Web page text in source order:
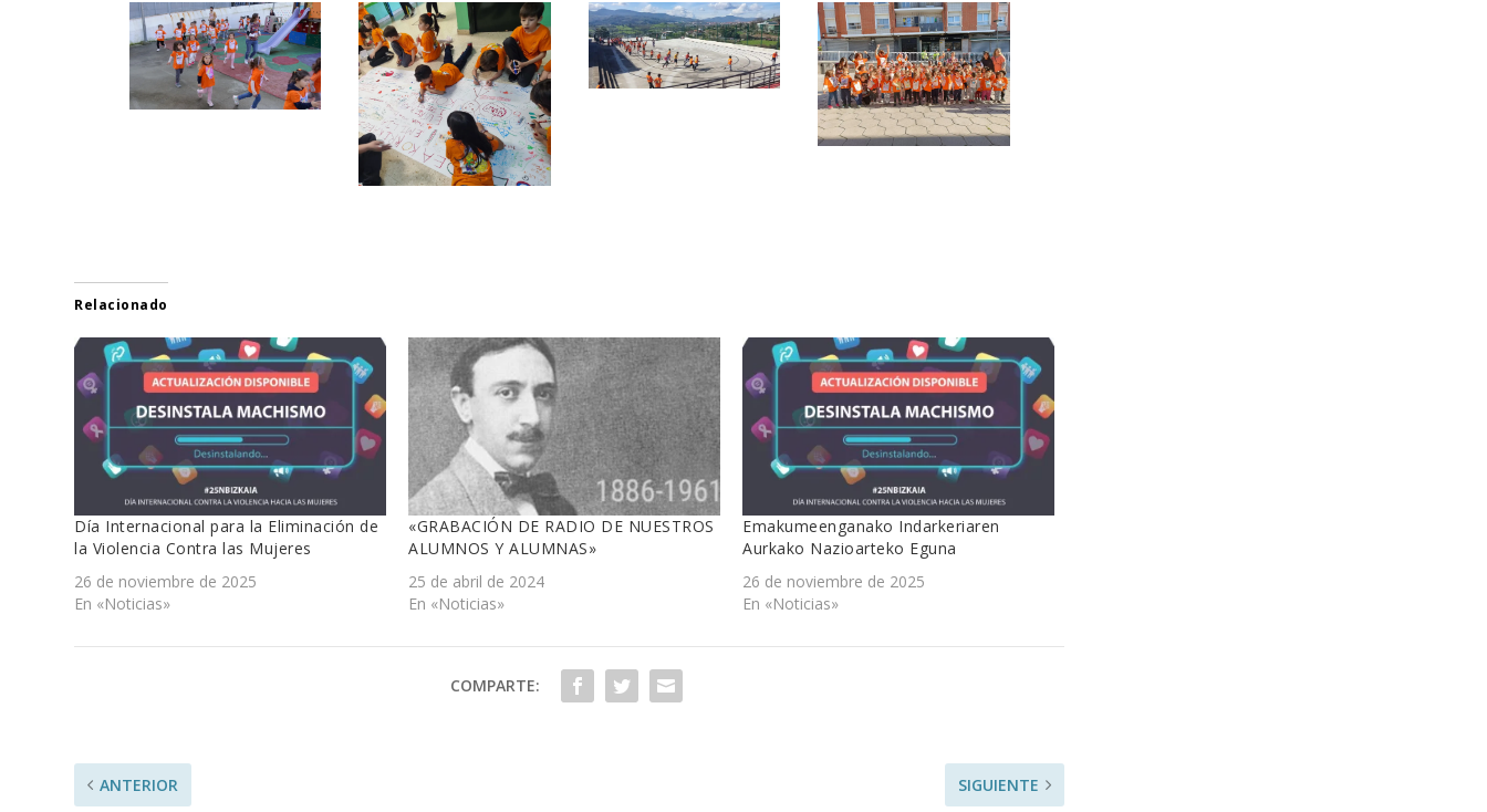
Relacionado
Día Internacional para la Eliminación de
la Violencia Contra las Mujeres
26 de noviembre de 2025
En «Noticias»
«GRABACIÓN DE RADIO DE NUESTROS
ALUMNOS Y ALUMNAS»
25 de abril de 2024
En «Noticias»
Emakumeenganako Indarkeriaren
Aurkako Nazioarteko Eguna
26 de noviembre de 2025
En «Noticias»
COMPARTE:
ANTERIOR SIGUIENTE